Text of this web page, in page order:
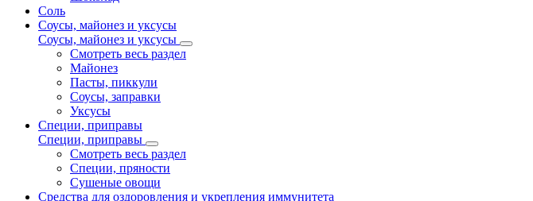
Соль
Соусы, майонез и уксусы
Соусы, майонез и уксусы
Смотреть весь раздел
Майонез
Пасты, пиккули
Соусы, заправки
Уксусы
Специи, приправы
Специи, приправы
Смотреть весь раздел
Специи, пряности
Сушеные овощи
Средства для оздоровления и укрепления иммунитета